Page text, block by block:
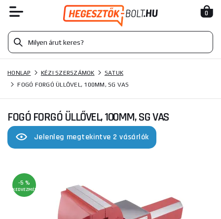
0
HONLAP KÉZI SZERSZÁMOK
SATUK
FOGÓ FORGÓ ÜLLŐVEL, 100MM, SG VAS
FOGÓ FORGÓ ÜLLŐVEL, 100MM, SG VAS
Jelenleg megtekintve 2 vásárlók
-5 %
KEDVEZMÉNY